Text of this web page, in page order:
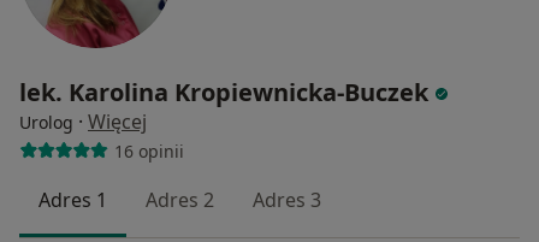
lek. Karolina Kropiewnicka-Buczek
Urolog · Więcej
16 opinii
Adres 1 Adres 2 Adres 3